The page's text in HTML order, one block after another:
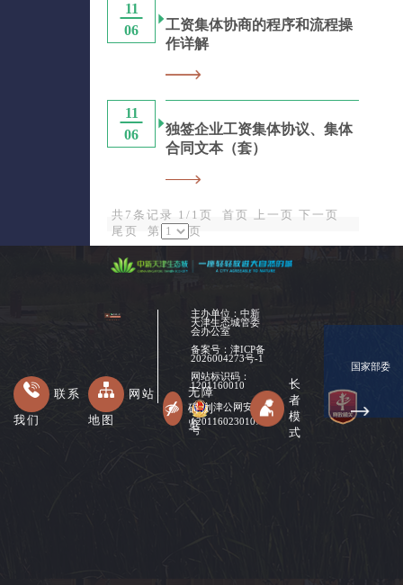
11
06
工资集体协商的程序和流程操
作详解
11
06
独签企业工资集体协议、集体
合同文本（套）
共7条记录 1/1页首页 上一页
下一页
尾页
第 页
主办单位：中新
天津生态城管委
会办公室
备案号： 津ICP备
2026004273号-1
网站标识码：
1201160010
津公网安备
12011602301078
号
联系
我们
网站
地图
无障
碍浏
览
长
者
模
式
国家部委